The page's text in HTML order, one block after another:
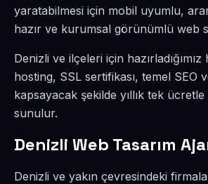
yaratabilmesi için mobil uyumlu,
hazır ve kurumsal görünümlü web
Denizli ve ilçeleri için hazırladığımız
hosting, SSL sertifikası, temel SEO
kapsayacak şekilde yıllık tek
sunulur.
Denizli Web Tasarım
Denizli ve yakın çevresindeki